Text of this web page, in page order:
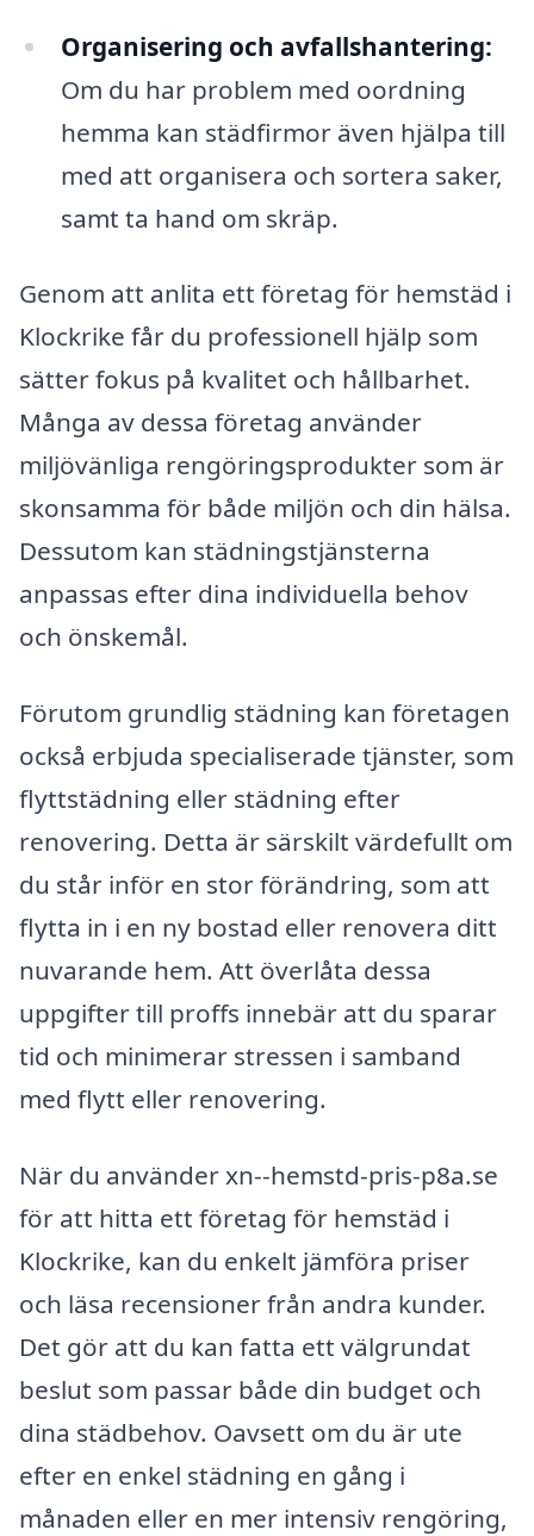
Organisering och avfallshantering:
Om du har problem med oordning
hemma kan städfirmor även hjälpa till
med att organisera och sortera saker,
samt ta hand om skräp.
Genom att anlita ett företag för hemstäd i
Klockrike får du professionell hjälp som
sätter fokus på kvalitet och hållbarhet.
Många av dessa företag använder
miljövänliga rengöringsprodukter som är
skonsamma för både miljön och din hälsa.
Dessutom kan städningstjänsterna
anpassas efter dina individuella behov
och önskemål.
Förutom grundlig städning kan företagen
också erbjuda specialiserade tjänster, som
flyttstädning eller städning efter
renovering. Detta är särskilt värdefullt om
du står inför en stor förändring, som att
flytta in i en ny bostad eller renovera ditt
nuvarande hem. Att överlåta dessa
uppgifter till proffs innebär att du sparar
tid och minimerar stressen i samband
med flytt eller renovering.
När du använder xn--hemstd-pris-p8a.se
för att hitta ett företag för hemstäd i
Klockrike, kan du enkelt jämföra priser
och läsa recensioner från andra kunder.
Det gör att du kan fatta ett välgrundat
beslut som passar både din budget och
dina städbehov. Oavsett om du är ute
efter en enkel städning en gång i
månaden eller en mer intensiv rengöring,